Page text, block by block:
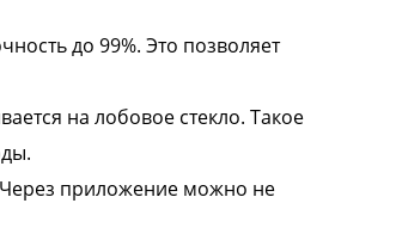
до 99%. Это позволяет
на лобовое стекло. Такое
приложение можно не